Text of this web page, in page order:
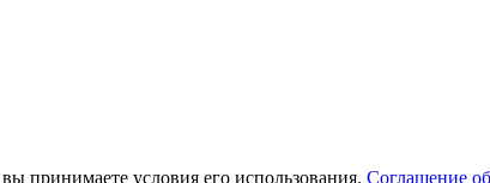
принимаете условия его использования. Соглашение